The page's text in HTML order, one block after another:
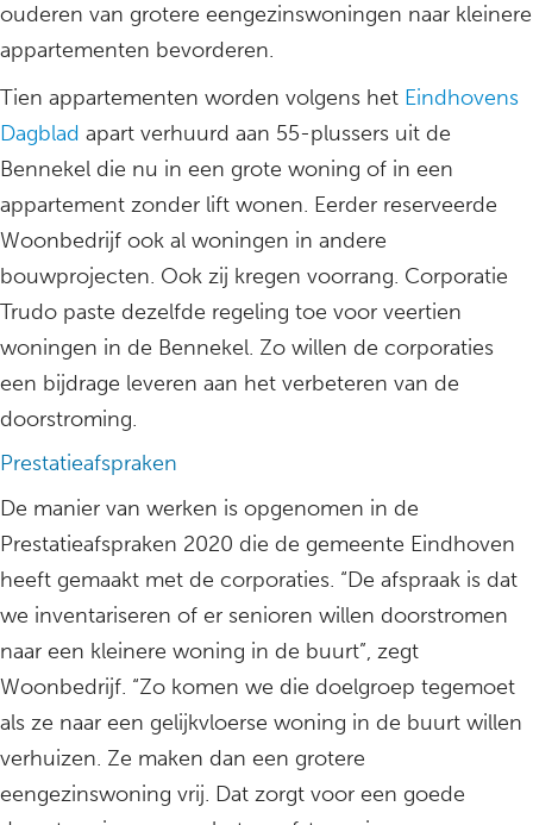
ouderen van grotere eengezinswoningen naar kleinere
appartementen bevorderen.
Tien appartementen worden volgens het Eindhovens
Dagblad apart verhuurd aan 55-plussers uit de
Bennekel die nu in een grote woning of in een
appartement zonder lift wonen. Eerder reserveerde
Woonbedrijf ook al woningen in andere
bouwprojecten. Ook zij kregen voorrang. Corporatie
Trudo paste dezelfde regeling toe voor veertien
woningen in de Bennekel. Zo willen de corporaties
een bijdrage leveren aan het verbeteren van de
doorstroming.
Prestatieafspraken
De manier van werken is opgenomen in de
Prestatieafspraken 2020 die de gemeente Eindhoven
heeft gemaakt met de corporaties. “De afspraak is dat
we inventariseren of er senioren willen doorstromen
naar een kleinere woning in de buurt”, zegt
Woonbedrijf. “Zo komen we die doelgroep tegemoet
als ze naar een gelijkvloerse woning in de buurt willen
verhuizen. Ze maken dan een grotere
eengezinswoning vrij. Dat zorgt voor een goede